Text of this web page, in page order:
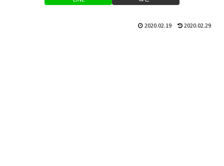
2020.02.19 2020.02.29